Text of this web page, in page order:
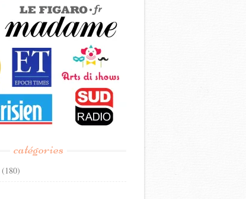
catégories
(180)